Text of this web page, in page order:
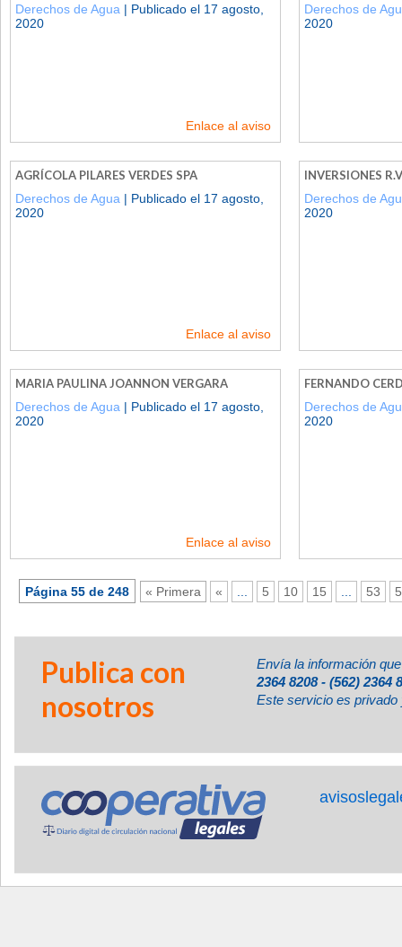
Derechos de Agua | Publicado el 17 agosto,
2020
Enlace al aviso
Derechos de
2020
AGRÍCOLA PILARES VERDES SPA
Derechos de Agua | Publicado el 17 agosto,
2020
Enlace al aviso
INVERSIONES
Derechos de
2020
MARIA PAULINA JOANNON VERGARA
Derechos de Agua | Publicado el 17 agosto,
2020
Enlace al aviso
FERNANDO
Derechos de
2020
Página 55 de 248 « Primera « 5 10 15 53
Publica con
nosotros
Envía la información
2364 8208 - (562) 2364
Este servicio es privado